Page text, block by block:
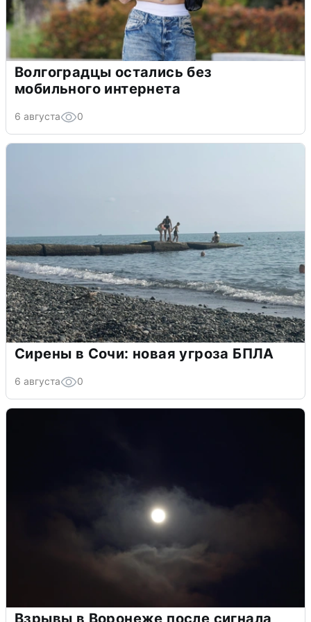
Волгоградцы остались без
мобильного интернета
6 августа 0
Сирены в Сочи: новая угроза БПЛА
6 августа 0
Взрывы в Воронеже после сигнала